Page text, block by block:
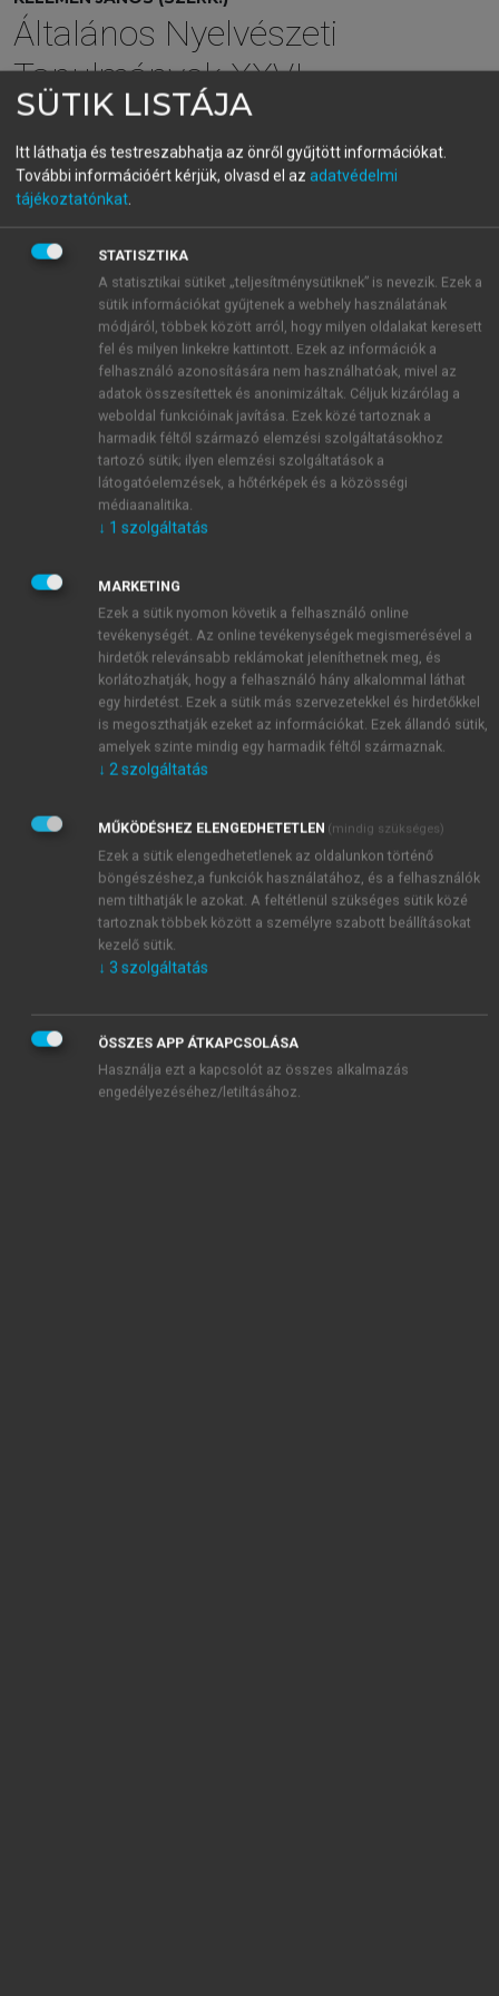
Általános Nyelvészeti
Tanulmányok XXVI.
Túl a nyelvfilozófián
menu_book OLVASÁS
Innátizmus és tanulás viszonya:
A specifikus és általános
mechanizmusok vitái
Maga az innátizmus1mint a nyelvre alkalmazott
átfogó filozófiai elv azóta is halad a maga útján. Igen
alapos, ténybelileg és irodalmilag is kimerítő
összefoglalást ad a Stanford Filozófiai
Enciklopédiában Fiona
monográfiája pedig nagy visszhangot kiváltó
mozzanata, mint bírálatában
kettős. Vajon vannak-e általánosan érvényes
fejlődési-tanulási mechanizmusok, melyek a nyelvre
is érvényesek? Ezt az eredeti ősellenfél, a
behaviorizmus után a modern fejlődéskutatás
kognitív irányzatai is hirdetik (Elman et al. 1996;
Tomasello 2003). A másik filozofikus kérdés, hogy
vajon mindent megmagyaráz-e a természettudomány,
ismeretelméleti filozófiai doktrínájával. A kettő
összekapcsolódik, mint kritikájában Fodor is rámutat,
hiszen az innátisták többnyire a tanulás
lehetetlenségének mozzanataival érvelnek. Azzal,
hogy ilyen „szennyezett” adatok alapján nem lehetne
elsajátítani egy ideális rendszert, ha nem lenne egy
SÜTIK LISTÁJA
Itt láthatja és testreszabhatja az önről gyűjtött információkat.
További információért kérjük, olvasd el az adatvédelmi
tájékoztatónkat.
STATISZTIKA
A statisztikai sütiket „teljesítménysütiknek” is nevezik. Ezek a
sütik információkat gyűjtenek a webhely használatának
módjáról, többek között arról, hogy milyen oldalakat keresett
fel és milyen linkekre kattintott. Ezek az információk a
felhasználó azonosítására nem használhatóak, mivel az
adatok összesítettek és anonimizáltak. Céljuk kizárólag a
weboldal funkcióinak javítása. Ezek közé tartoznak a
harmadik féltől származó elemzési szolgáltatásokhoz
tartozó sütik; ilyen elemzési szolgáltatások a
látogatóelemzések, a hőtérképek és a közösségi
médiaanalitika.
↓ 1 szolgáltatás
MARKETING
Ezek a sütik nyomon követik a felhasználó online
tevékenységét. Az online tevékenységek megismerésével a
hirdetők relevánsabb reklámokat jeleníthetnek meg, és
korlátozhatják, hogy a felhasználó hány alkalommal láthat
egy hirdetést. Ezek a sütik más szervezetekkel és hirdetőkkel
is megoszthatják ezeket az információkat. Ezek állandó sütik,
amelyek szinte mindig egy harmadik féltől származnak.
↓ 2szolgáltatás
MŰKÖDÉSHEZ ELENGEDHETETLEN (mindig szükséges)
Ezek a sütik elengedhetetlenek az oldalunkon történő
böngészéshez,a funkciók használatához, és a felhasználók
nem tilthatják le azokat. A feltétlenül szükséges sütik közé
tartoznak többek között a személyre szabott beállításokat
kezelő sütik.
↓ 3 szolgáltatás
ÖSSZES APP ÁTKAPCSOLÁSA
Használja ezt a kapcsolót az összes alkalmazás
engedélyezéséhez/letiltásához.